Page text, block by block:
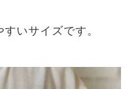
いサイズです。